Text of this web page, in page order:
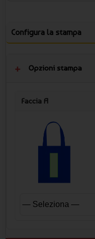
Configura la stampa
Opzioni stampa
Faccia A